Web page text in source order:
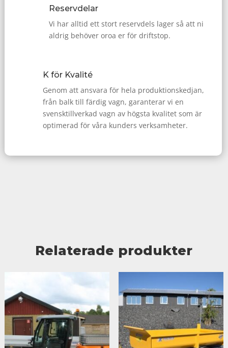
Reservdelar
Vi har alltid ett stort reservdels lager så att ni
aldrig behöver oroa er för driftstop.
K för Kvalité
Genom att ansvara för hela produktionskedjan,
från balk till färdig vagn, garanterar vi en
svensktillverkad vagn av högsta kvalitet som är
optimerad för våra kunders verksamheter.
Relaterade produkter